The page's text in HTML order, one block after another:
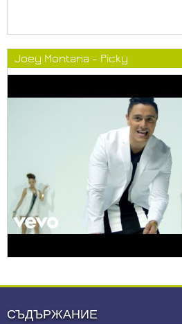
Joey Montana - Picky
СЪДЪРЖАНИЕ